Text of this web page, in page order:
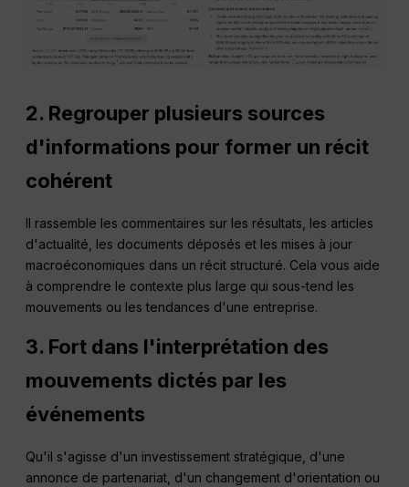
2. Regrouper plusieurs sources
d'informations pour former un récit
cohérent
Il rassemble les commentaires sur les résultats, les articles
d'actualité, les documents déposés et les mises à jour
macroéconomiques dans un récit structuré. Cela vous aide
à comprendre le contexte plus large qui sous-tend les
mouvements ou les tendances d'une entreprise.
3. Fort dans l'interprétation des
mouvements dictés par les
événements
Qu'il s'agisse d'un investissement stratégique, d'une
annonce de partenariat, d'un changement d'orientation ou